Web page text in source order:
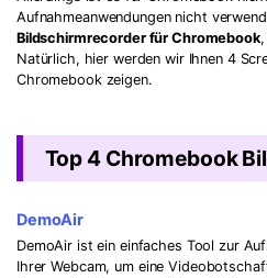
Aufnahmeanwendungen nicht
Bildschirmrecorder für Chromebook,
Natürlich, hier werden wir Ihnen 4
Chromebook zeigen.
Top 4 Chromebook
DemoAir
DemoAir ist ein einfaches Tool zur
Ihrer Webcam, um eine